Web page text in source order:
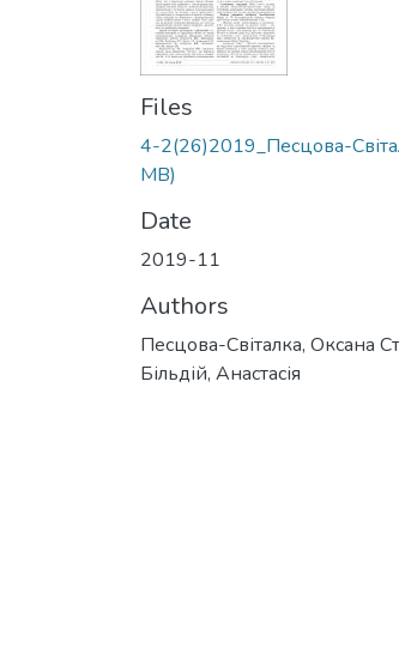
Files
4-2(26)2019_Песцова-
MB)
Date
2019-11
Authors
Песцова-Світалка, Оксана
Більдій, Анастасія